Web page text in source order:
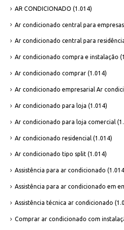
AR CONDICIONADO (1.014)
Ar condicionado central para empresas
Ar condicionado central para
Ar condicionado compra e instalação
Ar condicionado comprar (1.014)
Ar condicionado empresarial Ar
Ar condicionado para loja (1.014)
Ar condicionado para loja comercial
Ar condicionado residencial (1.014)
Ar condicionado tipo split (1.014)
Assistência para ar condicionado
Assistência para ar condicionado em
Assistência técnica ar condicionado
Comprar ar condicionado com